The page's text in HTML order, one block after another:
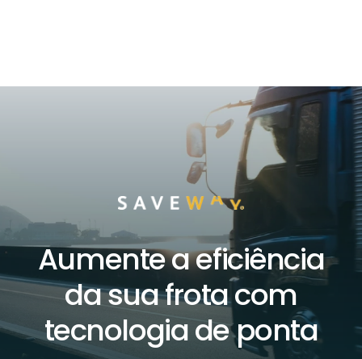
Aumente a eficiência
da sua frota com
tecnologia de ponta